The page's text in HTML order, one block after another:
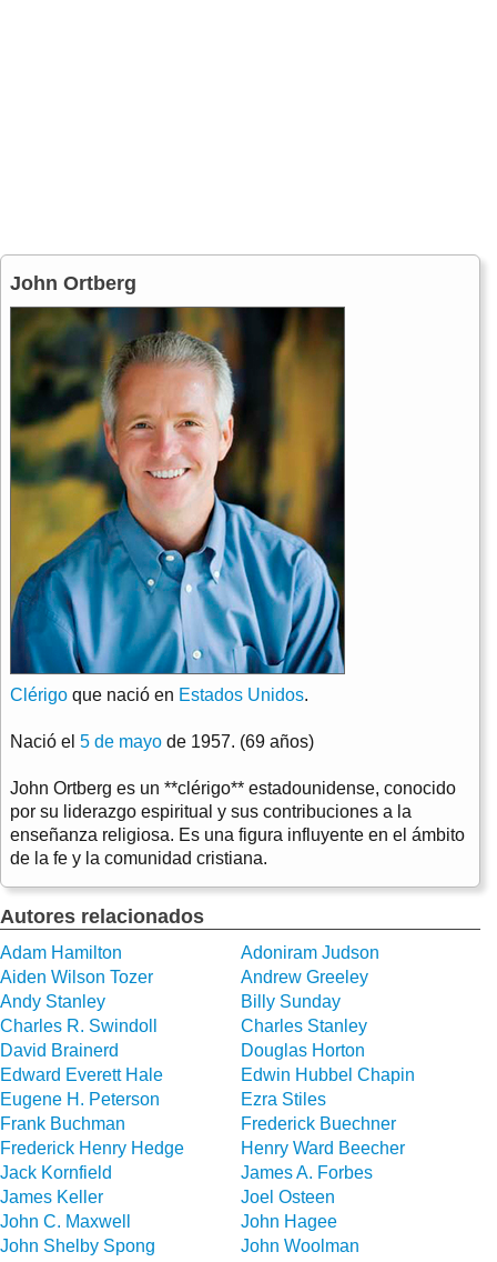
John Ortberg
Clérigo que nació en Estados Unidos.
Nació el 5 de mayo de 1957. (69 años)
John Ortberg es un **clérigo** estadounidense, conocido
por su liderazgo espiritual y sus contribuciones a la
enseñanza religiosa. Es una figura influyente en el ámbito
de la fe y la comunidad cristiana.
Autores relacionados
Adam Hamilton
Adoniram Judson
Aiden Wilson Tozer
Andrew Greeley
Andy Stanley
Billy Sunday
Charles R. Swindoll
Charles Stanley
David Brainerd
Douglas Horton
Edward Everett Hale
Edwin Hubbel Chapin
Eugene H. Peterson
Ezra Stiles
Frank Buchman
Frederick Buechner
Frederick Henry Hedge
Henry Ward Beecher
Jack Kornfield
James A. Forbes
James Keller
Joel Osteen
John C. Maxwell
John Hagee
John Shelby Spong
John Woolman